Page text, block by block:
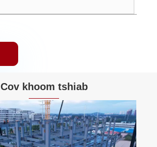
Cov khoom tshiab